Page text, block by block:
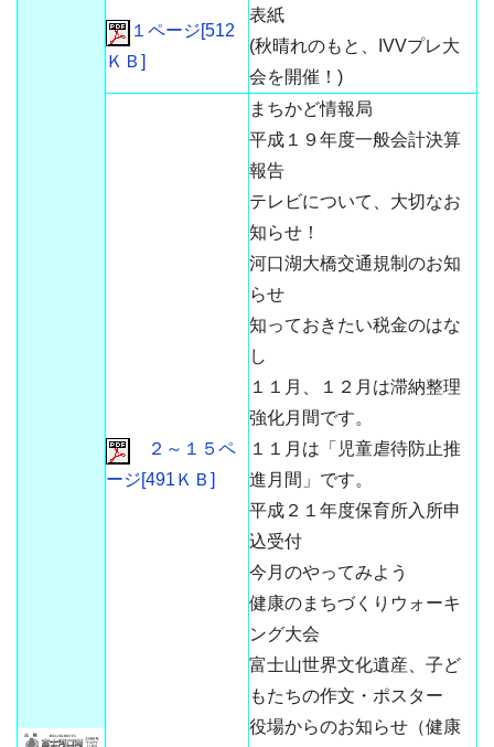
１ページ[512
ＫＢ]
表紙
(秋晴れのもと、IVVプレ大
会を開催！)
２～１５ペ
ージ[491ＫＢ]
まちかど情報局
平成１９年度一般会計決算
報告
テレビについて、大切なお
知らせ！
河口湖大橋交通規制のお知
らせ
知っておきたい税金のはな
し
１１月、１２月は滞納整理
強化月間です。
１１月は「児童虐待防止推
進月間」です。
平成２１年度保育所入所申
込受付
今月のやってみよう
健康のまちづくりウォーキ
ング大会
富士山世界文化遺産、子ど
もたちの作文・ポスター
役場からのお知らせ（健康